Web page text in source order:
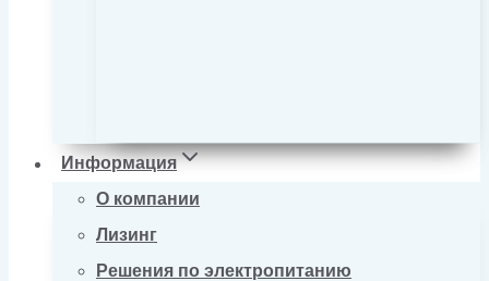
Информация
О компании
Лизинг
Решения по электропитанию